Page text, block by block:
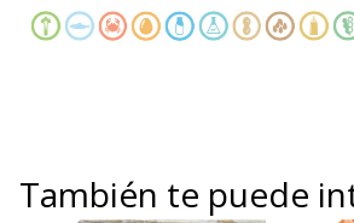
También te puede